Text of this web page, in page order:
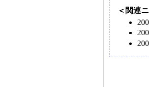
＜関連